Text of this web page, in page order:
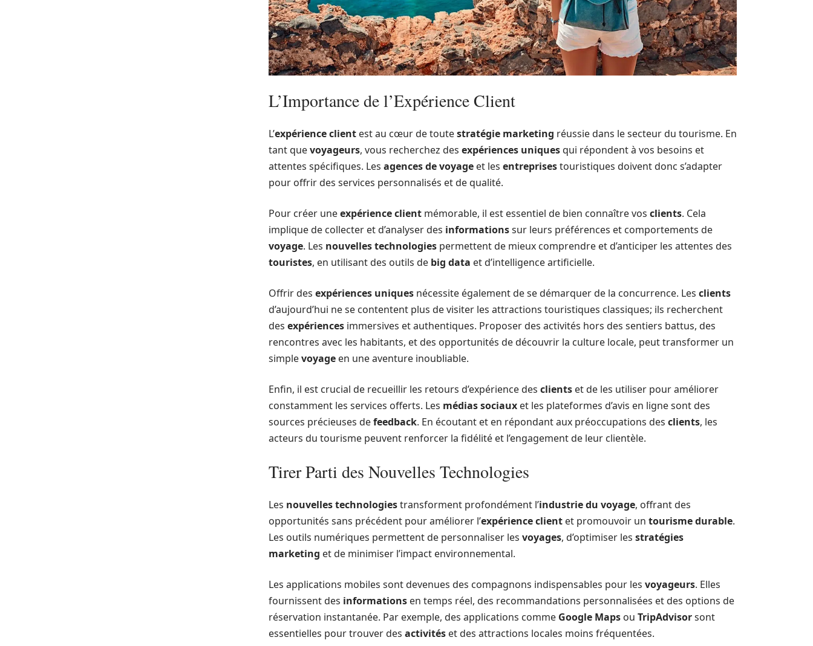
L’Importance de l’Expérience Client
L’expérience client est au cœur de toutestratégie marketing réussie dans le secteur du tourisme. En
tant quevoyageurs, vous recherchez des expériences uniquesqui répondent à vos besoins et
attentes spécifiques. Les agences de voyage et les entreprisestouristiques doivent donc s’adapter
pour offrir des services personnalisés et de qualité.
Pour créer uneexpérience client mémorable, il est essentiel de bien connaître vos clients. Cela
implique de collecter et d’analyser des informationssur leurs préférences et comportements de
voyage. Les nouvelles technologies permettent de mieux comprendre et d’anticiper les attentes des
touristes, en utilisant des outils de big data et d’intelligence artificielle.
Offrir des expériences uniques nécessite également de se démarquer de la concurrence. Les clients
d’aujourd’hui ne se contentent plus de visiter les attractions touristiques classiques; ils recherchent
des expériences immersives et authentiques. Proposer des activités hors des sentiers battus, des
rencontres avec les habitants, et des opportunités de découvrir la culture locale, peut transformer un
simplevoyage en une aventure inoubliable.
Enfin, il est crucial de recueillir les retours d’expérience des clients et de les utiliser pour améliorer
constamment les services offerts. Les médias sociaux et les plateformes d’avis en ligne sont des
sources précieuses defeedback. En écoutant et en répondant aux préoccupations des clients, les
acteurs du tourisme peuvent renforcer la fidélité et l’engagement de leur clientèle.
Tirer Parti des Nouvelles Technologies
Les nouvelles technologiestransforment profondément l’industrie du voyage, offrant des
opportunités sans précédent pour améliorer l’expérience client et promouvoir un tourisme durable.
Les outils numériques permettent de personnaliser les voyages, d’optimiser les stratégies
marketing et de minimiser l’impact environnemental.
Les applications mobiles sont devenues des compagnons indispensables pour les voyageurs. Elles
fournissent des informations en temps réel, des recommandations personnalisées et des options de
réservation instantanée. Par exemple, des applications comme Google Maps ou TripAdvisorsont
essentielles pour trouver des activités et des attractions locales moins fréquentées.